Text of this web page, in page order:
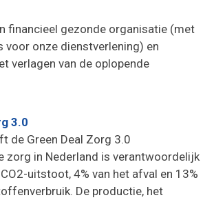
financieel gezonde organisatie (met
voor onze dienstverlening) en
verlagen van de oplopende
3.0
de Green Deal Zorg 3.0
zorg in Nederland is verantwoordelijk
uitstoot, 4% van het afval en 13%
De productie, het